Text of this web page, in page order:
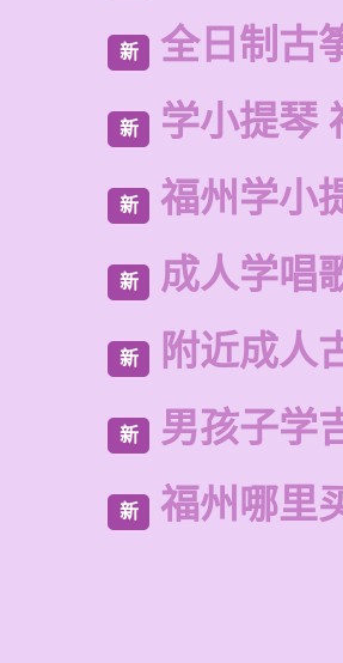
新 全日制古
新 学小提琴
新 福州学小
新 成人学唱
新 附近成人
新 男孩子学
新 福州哪里